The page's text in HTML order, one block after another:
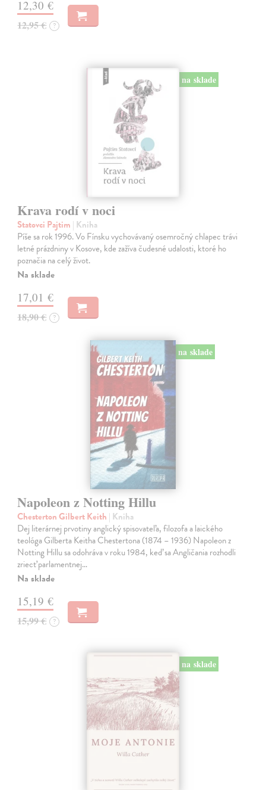
12,30 €
12,95 € ?
na sklade
Krava rodí v noci
Statovci Pajtim | Kniha
Píše sa rok 1996. Vo Fínsku vychovávaný osemročný chlapec trávi
letné prázdniny v Kosove, kde zažíva čudesné udalosti, ktoré ho
poznačia na celý život.
Na sklade
17,01 €
18,90 € ?
na sklade
Napoleon z Notting Hillu
Chesterton Gilbert Keith | Kniha
Dej literárnej prvotiny anglický spisovateľa, filozofa a laického
teológa Gilberta Keitha Chestertona (1874 – 1936) Napoleon z
Notting Hillu sa odohráva v roku 1984, keď sa Angličania rozhodli
zriecť parlamentnej…
Na sklade
15,19 €
15,99 € ?
na sklade